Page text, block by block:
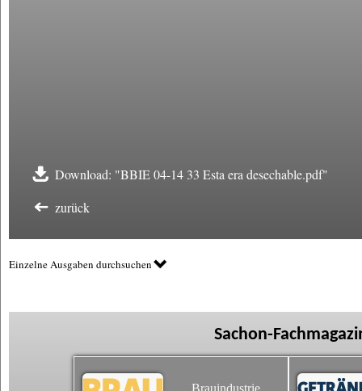
Download: "BBIE 04-14 33 Esta era desechable.pdf"
zurück
Einzelne Ausgaben durchsuchen
Sachon-
Brauindustrie